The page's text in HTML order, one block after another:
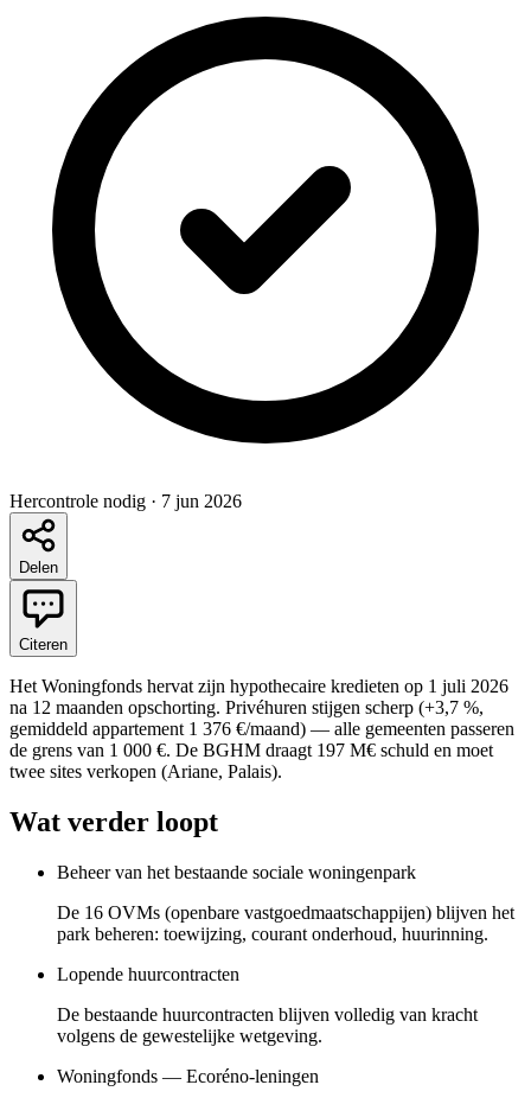
Hercontrole nodig · 7 jun 2026
Delen
Citeren
Het Woningfonds hervat zijn hypothecaire kredieten op 1 juli 2026
na 12 maanden opschorting. Privéhuren stijgen scherp (+3,7 %,
gemiddeld appartement 1 376 €/maand) — alle gemeenten passeren
de grens van 1 000 €. De BGHM draagt 197 M€ schuld en moet
twee sites verkopen (Ariane, Palais).
Wat verder loopt
Beheer van het bestaande sociale woningenpark
De 16 OVMs (openbare vastgoedmaatschappijen) blijven het
park beheren: toewijzing, courant onderhoud, huurinning.
Lopende huurcontracten
De bestaande huurcontracten blijven volledig van kracht
volgens de gewestelijke wetgeving.
Woningfonds — Ecoréno-leningen